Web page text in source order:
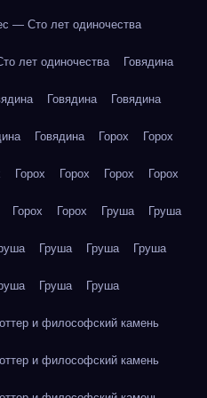
— Сто лет одиночества
лет одиночества Говядина
Говядина Говядина
Говядина Горох Горох
Горох Горох Горох Горох
Горох Горох Груша Груша
Груша Груша Груша
Груша Груша
и философский камень
и философский камень